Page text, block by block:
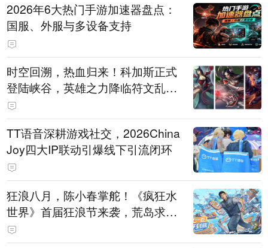
2026年6大热门手游加速器盘点：
国服、外服与多设备支持
时空回溯，热血归来！科加斯正式
登陆峡谷，英雄之力降临符文乱
斗！
TT语音深耕游戏社交，2026China
Joy四大IP联动引爆线下引流闭环
狂浪八月，陈小春掌舵！《疯狂水
世界》首届狂浪节来袭，荒岛求生
直播即将开启